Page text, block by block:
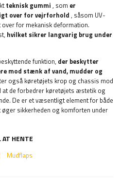
teknisk gummi , som er
over for vejrforhold , såsom UV-
for mekanisk deformation.
hvilket sikrer langvarig brug under
funktion, der beskytter
mod stænk af vand, mudder og
også køretøjets krop og chassis mod
at de forbedrer køretøjets æstetik og
De er et væsentligt element for både
sikkerheden og komforten under
AT HENTE
Mudflaps